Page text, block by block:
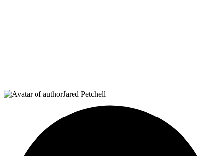
Jared Petchell